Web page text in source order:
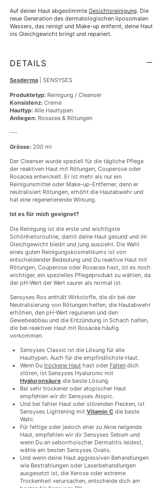
Auf deiner Haut abgestimmte Gesichtsreinigung. Die
neue Generation des dermatologischen liposomalen
Wassers, das reinigt und Make-up entfernt, deine Haut
ins Gleichgewicht bringt und repariert.
DETAILS
Sesderma | SENSYSES
Produktetyp: Reinigung / Cleanser
Konsistenz: Creme
Hauttyp: Alle Hauttypen
Anliegen: Rosazea & Rötungen
---
Grösse: 200 ml
Der Cleanser wurde speziell für die tägliche Pflege
der reaktiven Haut mit Rötungen, Couperose oder
Rosacea entwickelt. Er ist mehr als nur ein
Reinigunsmittel oder Make-up-Entferner, denn er
neutralisiert Rötungen, erhöht die Hautabwehr und
hat eine regenerierende Wirkung.
Ist es für mich geeignet?
Die Reinigung ist die erste und wichtigste
Schönheitsroutine, damit deine Haut gesund und im
Gleichgewicht bleibt und jung aussieht. Die Wahl
eines guten Reinigungskosmetikums ist von
entscheidender Bedeutung und Du reaktive Haut mit
Rötungen, Couperose oder Rosacea hast, ist es noch
wichtiger, ein spezielles Pflegeprodukt zu wählen, da
der pH-Wert der Wert saurer als normal ist.
Sensyses Ros enthält Wirkstoffe, die dir bei der
Neutralisierung von Rötungen helfen, die Hautabwehr
erhöhen, den pH-Wert regulieren und den
Gewebeabbau und die Entzündung in Schach halten,
die bei reaktiver Haut mit Rosacea häufig
vorkommen.
Sensyses Classic ist die Lösung für alle
Hauttypen. Auch für die empfindlichste Haut.
Wenn Du trockene Haut hast oder Falten dich
stören, ist Sensyses Hyaluronic mit
Hyaluronsäure die beste Lösung.
Bei sehr trockener oder atopischer Haut
empfehlen wir dir Sensyses Atopic.
Und bei fahler Haut oder störenden Flecken, ist
Sensyses Lightening mit Vitamin C die beste
Wahl.
Für fettige oder jedoch eher zu Akne neigende
Haut, empfehlen wir dir Sensyses Sebum und
wenn Du an seborrhoischer Dermatitis leidest,
wähle am besten Sensyses Ovalis.
Und wenn deine Haut aggressiven Behandlungen
wie Bestrahlungen oder Laserbehandlungen
ausgesetzt ist, die Xerose oder extreme
Trockenheit verursachen, entscheide dich am